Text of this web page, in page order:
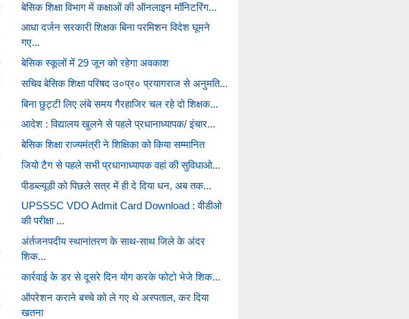
बेसिक शिक्षा विभाग में कक्षाओं की ऑनलाइन मॉनिटरिंग...
आधा दर्जन सरकारी शिक्षक बिना परमिशन विदेश घूमने
गए...
बेसिक स्कूलों में 29 जून को रहेगा अवकाश
सचिव बेसिक शिक्षा परिषद उ०प्र० प्रयागराज से अनुमति...
बिना छुट्टी लिए लंबे समय गैरहाजिर चल रहे दो शिक्षक...
आदेश : विद्यालय खुलने से पहले प्रधानाध्यापक/ इंचार...
बेसिक शिक्षा राज्यमंत्री ने शिक्षिका को किया सम्मानित
जियो टैग से पहले सभी प्रधानाध्यापक वहां की सुविधाओ...
पीडब्ल्यूडी को पिछले सत्र में ही दे दिया धन, अब तक...
UPSSSC VDO Admit Card Download : वीडीओ
की परीक्षा ...
अंर्तजनपदीय स्थानांतरण के साथ-साथ जिले के अंदर
शिक...
कार्रवाई के डर से दूसरे दिन योग करके फोटो भेजे शिक...
ऑपरेशन कराने बच्चे को ले गए थे अस्पताल, कर दिया
खतना